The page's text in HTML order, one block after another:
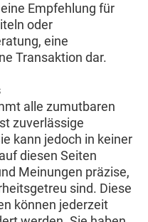
Empfehlung für
oder
eine
Transaktion dar.
alle zumutbaren
zuverlässige
kann jedoch in keiner
diesen Seiten
Meinungen präzise,
sind. Diese
können jederzeit